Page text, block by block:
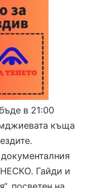
в 21:00
къща
Гайди и